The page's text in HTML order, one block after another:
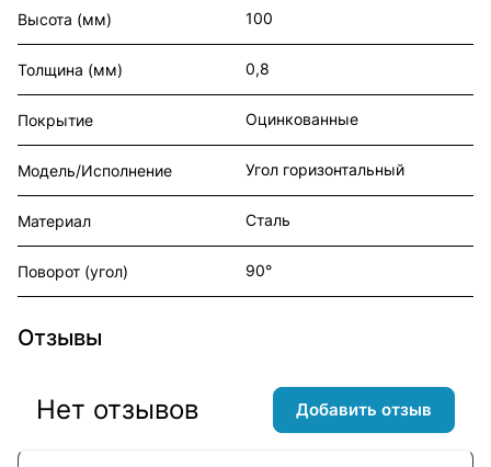
Высота (мм) 100
Толщина (мм) 0,8
Покрытие Оцинкованные
Модель/Исполнение Угол горизонтальный
Материал Сталь
Поворот (угол) 90°
Отзывы
Нет отзывов Добавить отзыв